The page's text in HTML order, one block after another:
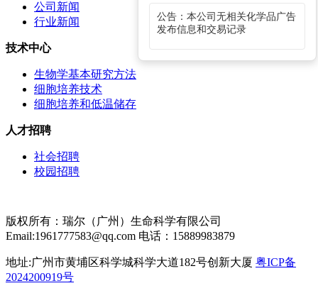
公告：本公司无相关化学品广告
发布信息和交易记录
公司新闻
行业新闻
技术中心
生物学基本研究方法
细胞培养技术
细胞培养和低温储存
人才招聘
社会招聘
校园招聘
版权所有：瑞尔（广州）生命科学有限公司
Email:1961777583@qq.com 电话：15889983879
地址:广州市黄埔区科学城科学大道182号创新大厦 粤ICP备
2024200919号